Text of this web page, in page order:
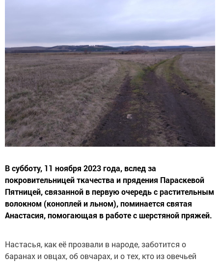
В субботу, 11 ноября 2023 года, вслед за
покровительницей ткачества и прядения Параскевой
Пятницей, связанной в первую очередь с растительным
волокном (коноплей и льном), поминается святая
Анастасия, помогающая в работе с шерстяной пряжей.
Настасья, как её прозвали в народе, заботится о
баранах и овцах, об овчарах, и о тех, кто из овечьей